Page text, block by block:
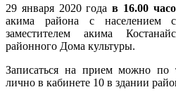
29 января 2020 года в 16.00
акима района с населением
заместителем акима
районного Дома культуры.
Записаться на прием можно по
лично в кабинете 10 в здании